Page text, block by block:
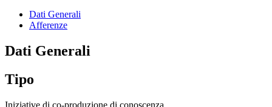
Dati Generali
Afferenze
Dati Generali
Tipo